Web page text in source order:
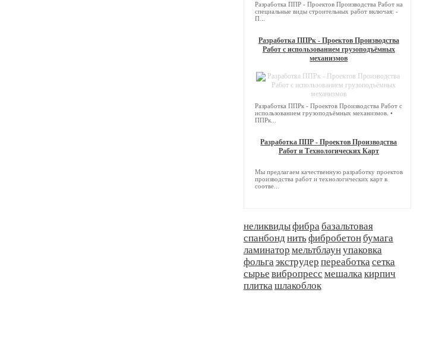
Разработка ППР - Проектов Производства Работ на
специальные виды строительных работ включая: -
П...
Разработка ППРк - Проектов Производства
Работ с использованием грузоподъёмных
механизмов
Разработка ППРк - Проектов Производства Работ с
использованием грузоподъёмных механизмов. •
ППРк...
Разработка ППР - Проектов Производства
Работ и Технологических Карт
Мы предлагаем качественную разработку проектов
производства работ и технологических карт в
соотве...
неликвидыфибрабазальтовая
спанбонднитьфибробетонбумага
ламинатор мельтблаунупаковка
фольгаэкструдер переаботкасетка
сырье вибропресс мешалкакирпич
плиткашлакоблок